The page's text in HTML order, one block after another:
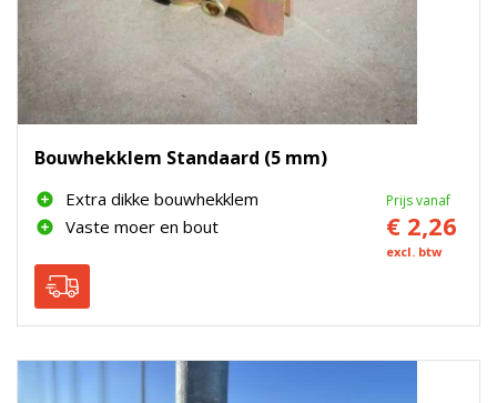
Bouwhekklem Standaard (5 mm)
Prijs vanaf
€ 2,26
excl. btw
Extra dikke bouwhekklem
Vaste moer en bout